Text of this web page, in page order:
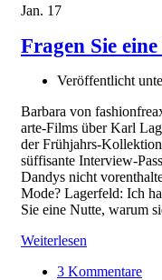
Jan. 17
Fragen Sie
Veröffentlicht
Barbara von
arte-Films über Karl
der Frühjahrs-
süffisante Interview-
Dandys nicht
Mode? Lagerfeld: Ich
Sie eine Nutte, warum
Weiterlesen
3 Kommentare